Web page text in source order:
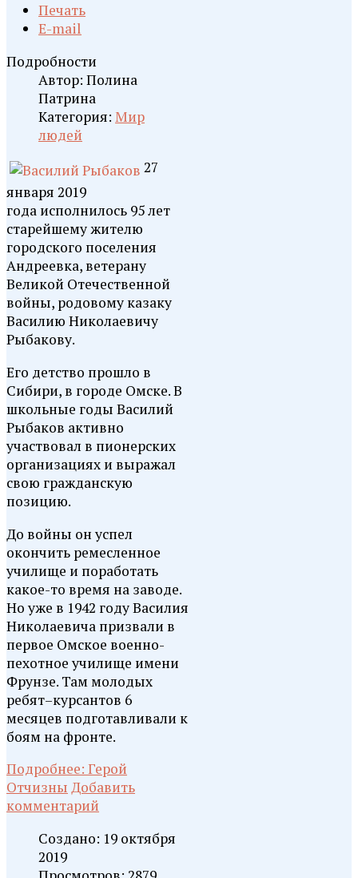
Печать
E-mail
Подробности
Автор: Полина
Патрина
Категория: Мир
людей
27
января 2019
года исполнилось 95 лет
старейшему жителю
городского поселения
Андреевка, ветерану
Великой Отечественной
войны, родовому казаку
Василию Николаевичу
Рыбакову.
Его детство прошло в
Сибири, в городе Омске. В
школьные годы Василий
Рыбаков активно
участвовал в пионерских
организациях и выражал
свою гражданскую
позицию.
До войны он успел
окончить ремесленное
училище и поработать
какое-то время на заводе.
Но уже в 1942 году Василия
Николаевича призвали в
первое Омское военно-
пехотное училище имени
Фрунзе. Там молодых
ребят–курсантов 6
месяцев подготавливали к
боям на фронте.
Подробнее: Герой
Отчизны Добавить
комментарий
Создано: 19 октября
2019